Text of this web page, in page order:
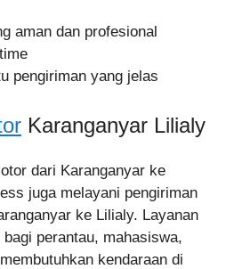
aman dan profesional
pengiriman yang jelas
Karanganyar Lilialy
dari Karanganyar ke
juga melayani pengiriman
ke Lilialy. Layanan
perantau, mahasiswa,
kendaraan di